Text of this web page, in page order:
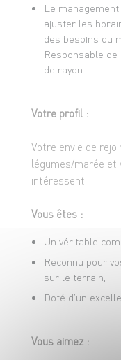
Le
ajuster les
des besoins du
Responsable
de rayon.
Votre profil :
Votre envie de
légumes/marée et
intéressent.
Vous êtes :
Un véritable
Reconnu pour
sur le terrain,
Doté d’un
Vous aimez :